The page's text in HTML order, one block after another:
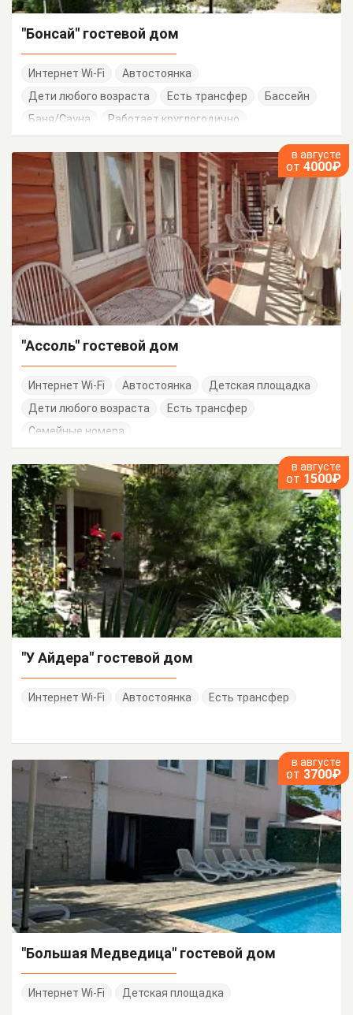
"Бонсай" гостевой дом
Интернет Wi-Fi
Автостоянка
Дети любого возраста
Есть трансфер
Бассейн
Баня/Сауна
Работает круглогодично
в августе
от 4000₽
"Ассоль" гостевой дом
Интернет Wi-Fi Автостоянка
Детская площадка
Дети любого возраста
Есть трансфер
Семейные номера
в августе
от 1500₽
"У Айдера" гостевой дом
Интернет Wi-Fi Автостоянка Есть трансфер
в августе
от 3700₽
"Большая Медведица" гостевой дом
Интернет Wi-Fi Детская площадка